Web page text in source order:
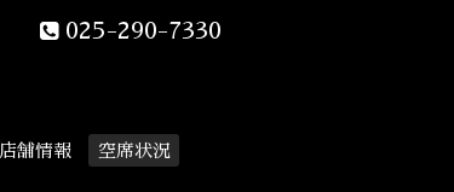
025-290-7330
店舗情報
空席状況